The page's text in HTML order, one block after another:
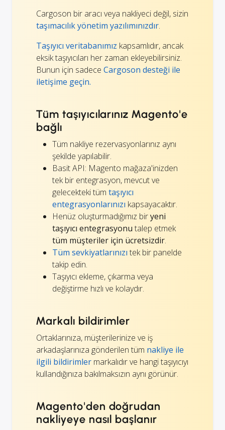
Cargoson bir aracı veya nakliyeci değil, sizin
taşımacılık yönetim yazılımınızdır.
Taşıyıcı veritabanımız kapsamlıdır, ancak
eksik taşıyıcıları her zaman ekleyebilirsiniz.
Bunun için sadece Cargoson desteği ile
iletişime geçin.
Tüm taşıyıcılarınız Magento'e
bağlı
Tüm nakliye rezervasyonlarınız aynı
şekilde yapılabilir.
Basit API: Magento mağaza'inizden
tek bir entegrasyon, mevcut ve
gelecekteki tüm taşıyıcı
entegrasyonlarınızı kapsayacaktır.
Henüz oluşturmadığımız biryeni
taşıyıcı entegrasyonu talep etmek
tüm müşteriler için ücretsizdir.
Tüm sevkiyatlarınızı tek bir panelde
takip edin.
Taşıyıcı ekleme, çıkarma veya
değiştirme hızlı ve kolaydır.
Markalı bildirimler
Ortaklarınıza, müşterilerinize ve iş
arkadaşlarınıza gönderilen tüm nakliye ile
ilgili bildirimler markalıdır ve hangi taşıyıcıyı
kullandığınıza bakılmaksızın aynı görünür.
Magento'den doğrudan
nakliyeye nasıl başlanır